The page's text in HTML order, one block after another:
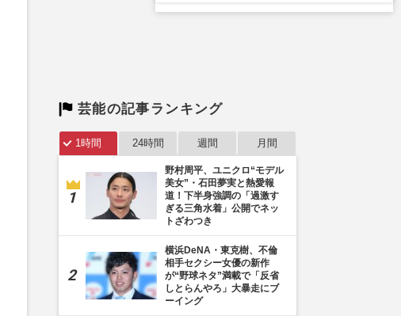
芸能の記事ランキング
1時間 24時間 週間 月間
野村周平、ユニクロ“モデル
美女”・石田夢実と熱愛報
道！下半身強調の「過激す
ぎる三角水着」公開でネッ
トざわつき
横浜DeNA・東克樹、不倫
相手セクシー女優の新作
が“野球ネタ”満載で「反省
しとらんやろ」大暴走にブ
ーイング